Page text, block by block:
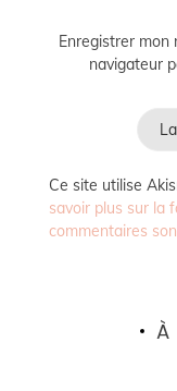
Enregistrer mon
navigateur
Ce site utilise
savoir plus sur la
commentaires